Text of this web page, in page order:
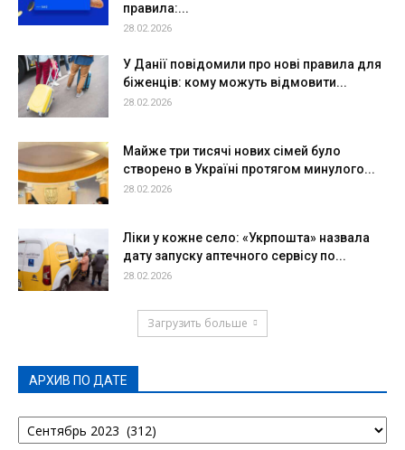
правила:...
28.02.2026
У Данії повідомили про нові правила для
біженців: кому можуть відмовити...
28.02.2026
Майже три тисячі нових сімей було
створено в Україні протягом минулого...
28.02.2026
Ліки у кожне село: «Укрпошта» назвала
дату запуску аптечного сервісу по...
28.02.2026
Загрузить больше
АРХИВ ПО ДАТЕ
АРХИВ
ПО